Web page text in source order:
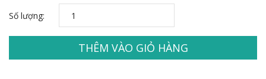
Số lượng:
THÊM VÀO GIỎ HÀNG